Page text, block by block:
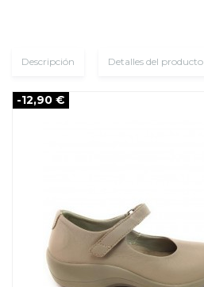
Descripción Detalles del producto
-12,90 €